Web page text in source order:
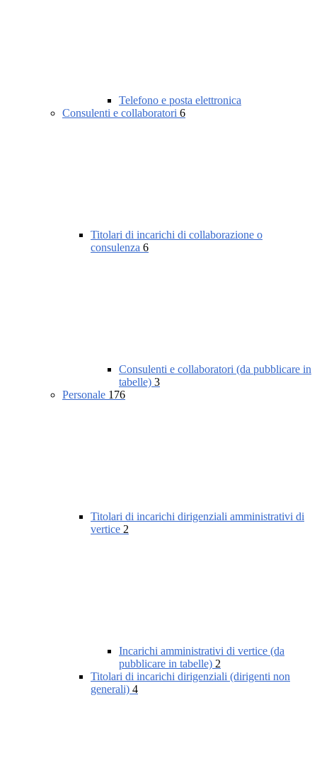
Telefono e posta elettronica
Consulenti e collaboratori 6
Titolari di incarichi di collaborazione o
consulenza 6
Consulenti e collaboratori (da pubblicare in
tabelle) 3
Personale 176
Titolari di incarichi dirigenziali amministrativi di
vertice 2
Incarichi amministrativi di vertice (da
pubblicare in tabelle) 2
Titolari di incarichi dirigenziali (dirigenti non
generali) 4